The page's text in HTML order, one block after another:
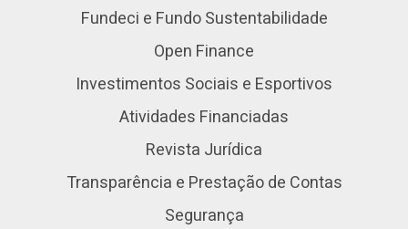
Fundeci e Fundo Sustentabilidade
Open Finance
Investimentos Sociais e Esportivos
Atividades Financiadas
Revista Jurídica
Transparência e Prestação de Contas
Segurança